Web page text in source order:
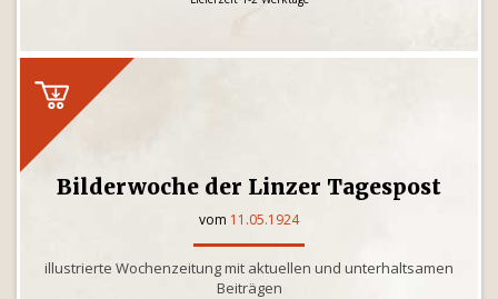
Bilderwoche der Linzer Tagespost
vom 11.05.1924
illustrierte Wochenzeitung mit aktuellen und unterhaltsamen
Beiträgen